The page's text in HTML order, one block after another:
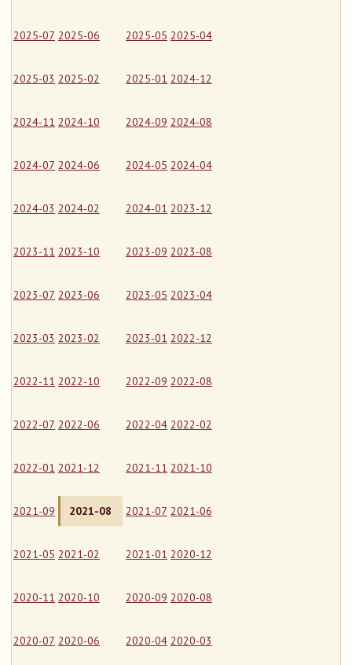
2025-07 2025-06 2025-05 2025-04
2025-03 2025-02 2025-01 2024-12
2024-11 2024-10 2024-09 2024-08
2024-07 2024-06 2024-05 2024-04
2024-03 2024-02 2024-01 2023-12
2023-11 2023-10 2023-09 2023-08
2023-07 2023-06 2023-05 2023-04
2023-03 2023-02 2023-01 2022-12
2022-11 2022-10 2022-09 2022-08
2022-07 2022-06 2022-04 2022-02
2022-01 2021-12 2021-11 2021-10
2021-09 2021-08 2021-07 2021-06
2021-05 2021-02 2021-01 2020-12
2020-11 2020-10 2020-09 2020-08
2020-07 2020-06 2020-04 2020-03